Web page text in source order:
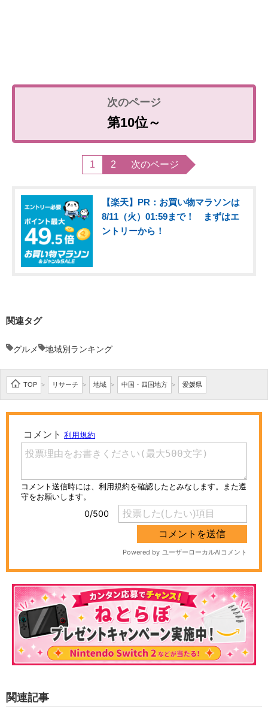
第10位～
1 2 次のページ
【楽天】PR：お買い物マラソンは
8/11（火）01:59まで！ まずはエ
ントリーから！
関連タグ
グルメ 地域別ランキング
TOP > リサーチ > 地域 > 中国・四国地方 > 愛媛県
Special - PR -
【抽選で5,000円分】Amazonギフトカードが
当たる！読者アンケート実施中
買い"している人気商品